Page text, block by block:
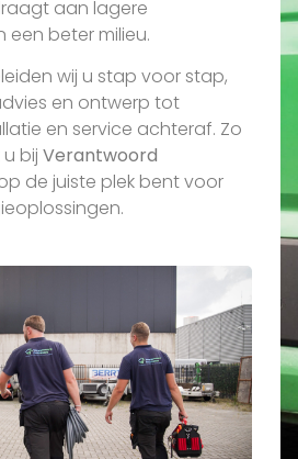
aan lagere
een beter milieu.
wij u stap voor stap,
en ontwerp tot
en service achteraf. Zo
bij Verantwoord
de juiste plek bent voor